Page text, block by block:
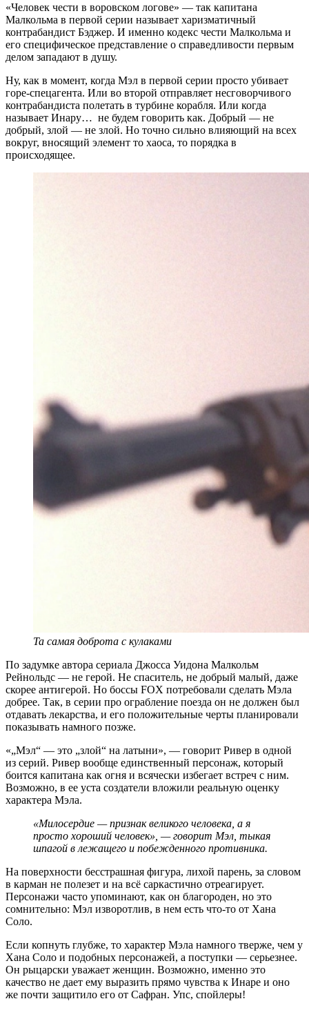
«Человек чести в воровском логове» — так капитана
Малкольма в первой серии называет харизматичный
контрабандист Бэджер. И именно кодекс чести Малкольма и
его специфическое представление о справедливости первым
делом западают в душу.
Ну, как в момент, когда Мэл в первой серии просто убивает
горе-спецагента. Или во второй отправляет несговорчивого
контрабандиста полетать в турбине корабля. Или когда
называет Инару… не будем говорить как. Добрый — не
добрый, злой — не злой. Но точно сильно влияющий на всех
вокруг, вносящий элемент то хаоса, то порядка в
происходящее.
Та самая доброта с кулаками
По задумке автора сериала Джосса Уидона Малкольм
Рейнольдс — не герой. Не спаситель, не добрый малый, даже
скорее антигерой. Но боссы FOX потребовали сделать Мэла
добрее. Так, в серии про ограбление поезда он не должен был
отдавать лекарства, и его положительные черты планировали
показывать намного позже.
«„Мэл“ — это „злой“ на латыни», — говорит Ривер в одной
из серий. Ривер вообще единственный персонаж, который
боится капитана как огня и всячески избегает встреч с ним.
Возможно, в ее уста создатели вложили реальную оценку
характера Мэла.
«Милосердие — признак великого человека, а я
просто хороший человек», — говорит Мэл, тыкая
шпагой в лежащего и побежденного противника.
На поверхности бесстрашная фигура, лихой парень, за словом
в карман не полезет и на всё саркастично отреагирует.
Персонажи часто упоминают, как он благороден, но это
сомнительно: Мэл изворотлив, в нем есть что-то от Хана
Соло.
Если копнуть глубже, то характер Мэла намного тверже, чем у
Хана Соло и подобных персонажей, а поступки — серьезнее.
Он рыцарски уважает женщин. Возможно, именно это
качество не дает ему выразить прямо чувства к Инаре и оно
же почти защитило его от Сафран. Упс, спойлеры!